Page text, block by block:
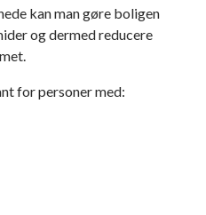
kan man gøre boligen
og dermed reducere
for personer med: